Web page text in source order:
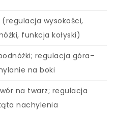
wysokości,
funkcja kołyski)
regulacja góra–
na boki
na twarz; regulacja
nachylenia